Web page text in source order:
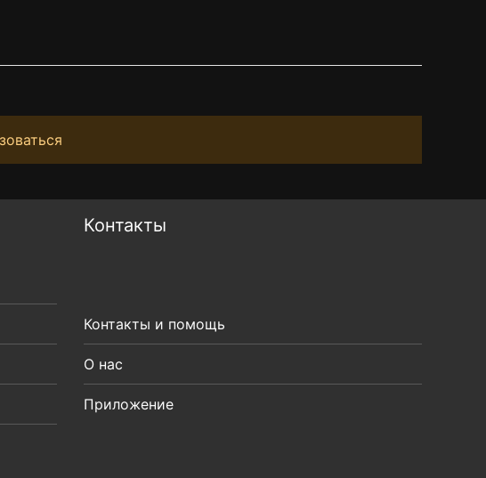
Контакты
Контакты и помощь
О нас
Приложение